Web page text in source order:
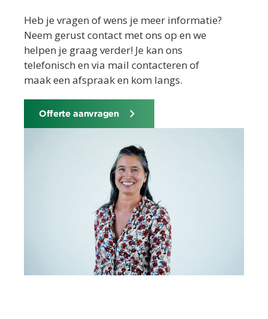
Heb je vragen of wens je meer informatie?
Neem gerust contact met ons op en we
helpen je graag verder! Je kan ons
telefonisch en via mail contacteren of
maak een afspraak en kom langs.
Offerte aanvragen